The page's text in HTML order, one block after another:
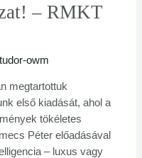
– RMKT
tudor-owm
megtartottuk
első kiadását, ahol a
tökéletes
Péter előadásával
– luxus vagy